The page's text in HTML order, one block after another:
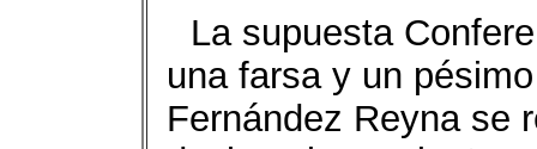
La supuesta
una farsa y un
Fernández Reyna se